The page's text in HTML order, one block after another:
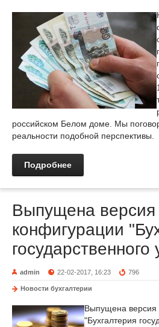
российском Белом доме. Мы
реальности подобной перспективы.
Подробнее
Выпущена
конфигурации
admin 22-02-2017, 16:23 796
Новости бухгалтерии
Выпущена версия
"Бухгалтерия